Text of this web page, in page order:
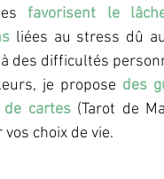
favorisent le
liées au stress dû
des difficultés
je propose des
de cartes (Tarot de
vos choix de vie.